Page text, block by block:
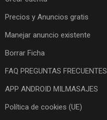
Precios y Anuncios gratis
Manejar anuncio existente
Borrar Ficha
FAQ PREGUNTAS FRECUENTES
APP ANDROID MILMASAJES
Política de cookies (UE)